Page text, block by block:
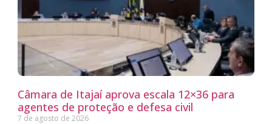
Câmara de Itajaí aprova escala 12×36 para
agentes de proteção e defesa civil
7 de agosto de 2026